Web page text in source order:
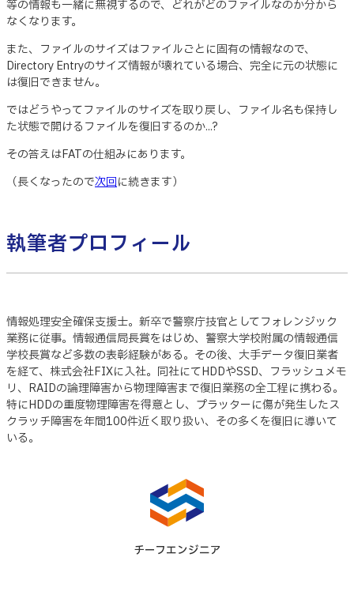
等の情報も一緒に無視するので、どれがどのファイルなのか分から
なくなります。
また、ファイルのサイズはファイルごとに固有の情報なので、
Directory Entryのサイズ情報が壊れている場合、完全に元の状態に
は復旧できません。
ではどうやってファイルのサイズを取り戻し、ファイル名も保持し
た状態で開けるファイルを復旧するのか...?
その答えはFATの仕組みにあります。
（長くなったので次回に続きます）
執筆者プロフィール
情報処理安全確保支援士。新卒で警察庁技官としてフォレンジック
業務に従事。情報通信局長賞をはじめ、警察大学校附属の情報通信
学校長賞など多数の表彰経験がある。その後、大手データ復旧業者
を経て、株式会社FIXに入社。同社にてHDDやSSD、フラッシュメモ
リ、RAIDの論理障害から物理障害まで復旧業務の全工程に携わる。
特にHDDの重度物理障害を得意とし、プラッターに傷が発生したス
クラッチ障害を年間100件近く取り扱い、その多くを復旧に導いて
いる。
チーフエンジニア